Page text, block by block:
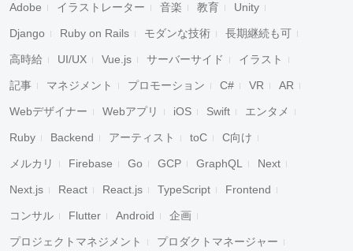
Adobe イラストレーター 音楽 教育 Unity
Django Ruby on Rails モダンな技術 長期継続も可
高時給 UI/UX Vue.js サーバーサイド イラスト
記事 マネジメント プロモーション C# VR AR
Webデザイナー Webアプリ iOS Swift エンタメ
Ruby Backend アーティスト toC C向け
メルカリ Firebase Go GCP GraphQL Next
Next.js React React.js TypeScript Frontend
コンサル Flutter Android 企画
プロジェクトマネジメント プロダクトマネージャー